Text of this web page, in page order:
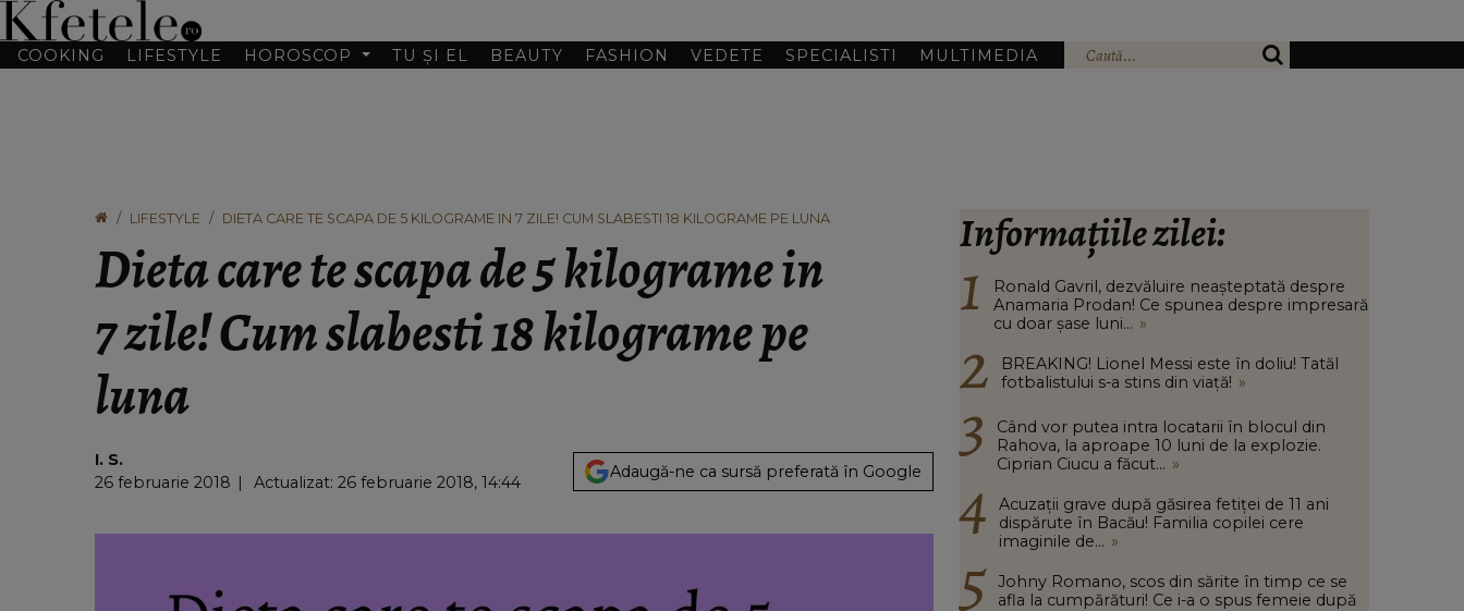
COOKING LIFESTYLE HOROSCOP TU ȘI EL BEAUTY FASHION VEDETE SPECIALISTI MULTIMEDIA
LIFESTYLE DIETA CARE TE SCAPA DE 5 KILOGRAME IN 7 ZILE! CUM SLABESTI 18 KILOGRAME PE LUNA
Dieta care te scapa de 5 kilograme in
7 zile! Cum slabesti 18 kilograme pe
luna
I. S.
26 februarie 2018
Actualizat: 26 februarie 2018, 14:44
Adaugă-ne ca sursă preferată în Google
Informațiile zilei:
Ronald Gavril, dezvăluire neașteptată despre
Anamaria Prodan! Ce spunea despre impresară
cu doar șase luni... »
BREAKING! Lionel Messi este în doliu! Tatăl
fotbalistului s-a stins din viață! »
Când vor putea intra locatarii în blocul din
Rahova, la aproape 10 luni de la explozie.
Ciprian Ciucu a făcut... »
Acuzații grave după găsirea fetiței de 11 ani
dispărute în Bacău! Familia copilei cere
imaginile de... »
Johny Romano, scos din sărite în timp ce se
afla la cumpărături! Ce i-a o spus femeie după